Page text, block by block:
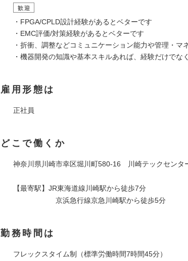
歓迎
・FPGA/CPLD設計経験があるとベターです
・EMC評価/対策経験があるとベターです
・折衝、調整などコミュニケーション能力や管理・マ
・機器開発の知識や基本スキルあれば、経験だけでな
雇用形態は
正社員
どこで働くか
神奈川県川崎市幸区堀川町580-16 川崎テックセンタ
【最寄駅】JR東海道線川崎駅から徒歩7分
京浜急行線京急川崎駅から徒歩5分
勤務時間は
フレックスタイム制（標準労働時間7時間45分）